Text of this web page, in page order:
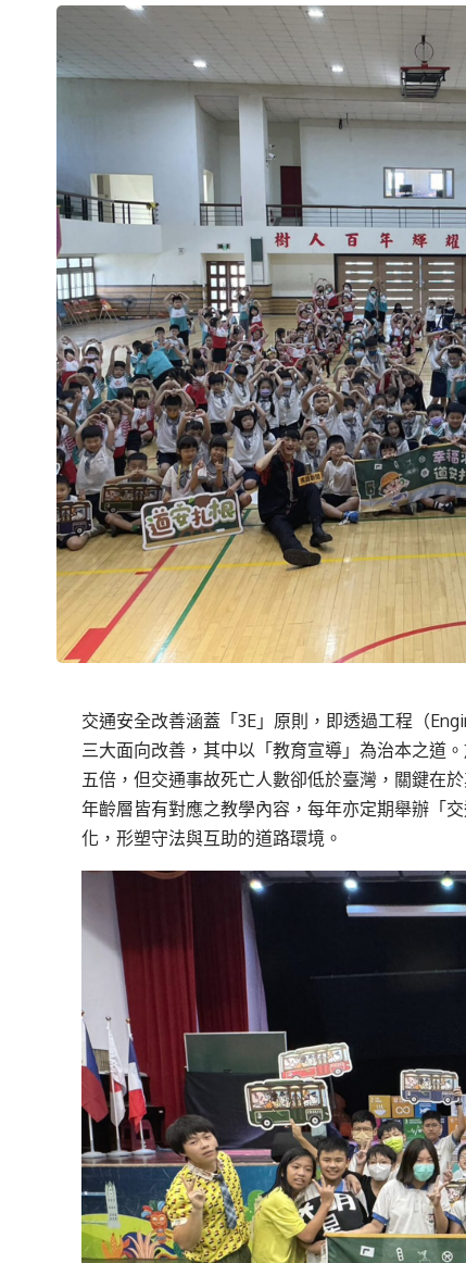
交通安全改善涵蓋「3E」原則，即透過工程（
三大面向改善，其中以「教育宣導」為治本之道
五倍，但交通事故死亡人數卻低於臺灣，關鍵在
年齡層皆有對應之教學內容，每年亦定期舉辦「
化，形塑守法與互助的道路環境。